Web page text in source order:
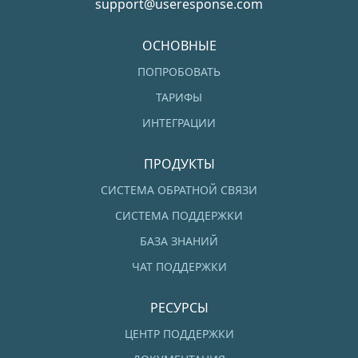
support@useresponse.com
ОСНОВНЫЕ
ПОПРОБОВАТЬ
ТАРИФЫ
ИНТЕГРАЦИИ
ПРОДУКТЫ
СИСТЕМА ОБРАТНОЙ СВЯЗИ
СИСТЕМА ПОДДЕРЖКИ
БАЗА ЗНАНИЙ
ЧАТ ПОДДЕРЖКИ
РЕСУРСЫ
ЦЕНТР ПОДДЕРЖКИ